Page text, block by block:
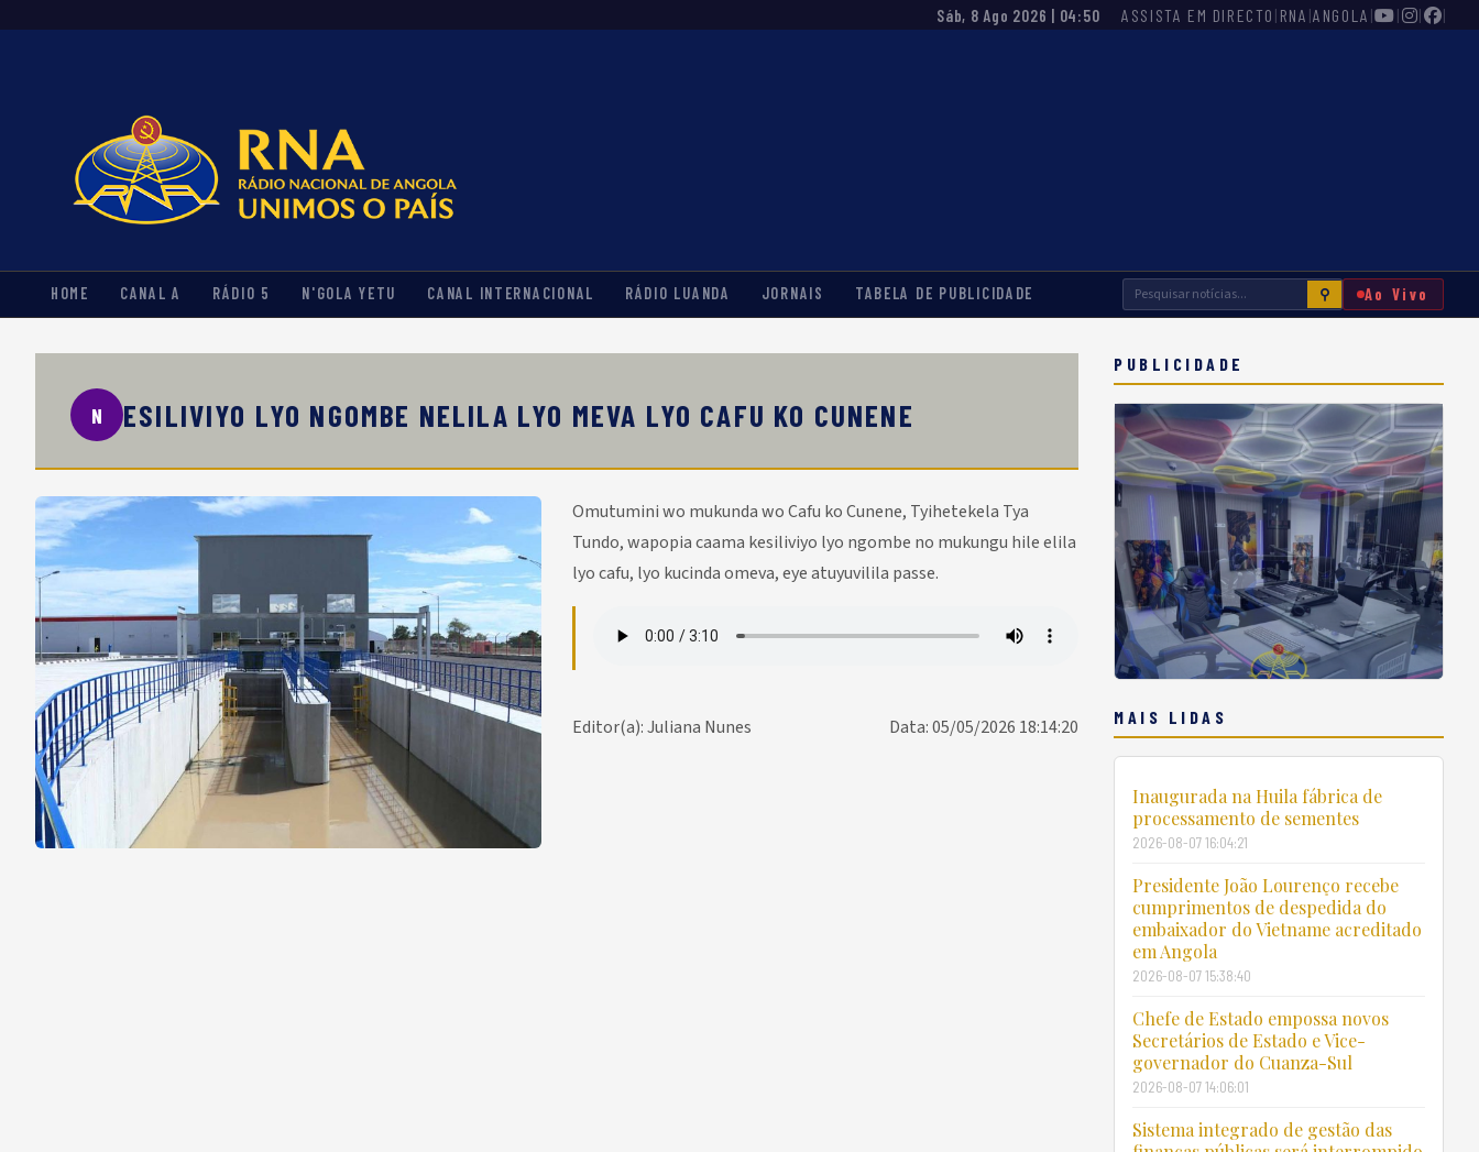
Sáb, 8 Ago 2026 | 04:50 ASSISTA EM DIRECTO | RNA |ANGOLA | | | |
HOME CANAL A RÁDIO 5 N'GOLA YETU CANAL INTERNACIONAL RÁDIO LUANDA JORNAIS TABELA DE PUBLICIDADE ⚲ Ao Vivo
N ESILIVIYO LYO NGOMBE NELILA LYO MEVA LYO CAFU KO CUNENE
Omutumini wo mukunda wo Cafu ko Cunene, Tyihetekela Tya
Tundo, wapopia caama kesiliviyo lyo ngombe no mukungu hile elila
lyo cafu, lyo kucinda omeva, eye atuyuvilila passe.
Data: 05/05/2026 18:14:20
Editor(a): Juliana Nunes
PUBLICIDADE
MAIS LIDAS
Inaugurada na Huila fábrica de
processamento de sementes
2026-08-07 16:04:21
Presidente João Lourenço recebe
cumprimentos de despedida do
embaixador do Vietname acreditado
em Angola
2026-08-07 15:38:40
Chefe de Estado empossa novos
Secretários de Estado e Vice-
governador do Cuanza-Sul
2026-08-07 14:06:01
Sistema integrado de gestão das